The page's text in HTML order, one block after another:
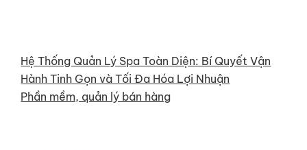
Hệ Thống Quản Lý Spa Toàn Diện: Bí Quyết Vận
Hành Tinh Gọn và Tối Đa Hóa Lợi Nhuận
Phần mềm, quản lý bán hàng